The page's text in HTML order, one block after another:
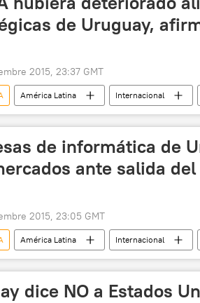
de Uruguay,
2015, 23:37 GMT
América Latina Internacional
Argentina Daniel Olesker
de informática de
ante salida del
2015, 23:05 GMT
América Latina Internacional
Tabaré Vázquez
Cámara
dice NO a Estados